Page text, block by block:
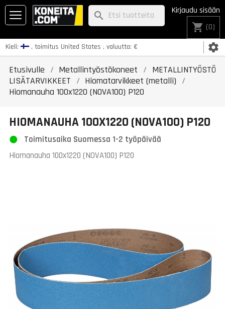
Kieli: , toimitus United States , valuutta: € settings
Kirjaudu sisään
shopping_cart (0)
search
Etusivulle Metallintyöstökoneet
METALLINTYÖSTÖ
LISÄTARVIKKEET
Hiomatarvikkeet (metalli)
Hiomanauha 100x1220 (NOVA100) P120
HIOMANAUHA 100X1220 (NOVA100) P120
Toimitusaika Suomessa 1-2 työpäivää
Hiomanauha 100x1220 (NOVA100) P120